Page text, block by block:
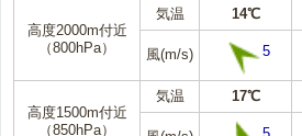
高度2000m付近
（800hPa）
気温 14℃
風(m/s) 5
高度1500m付近
（850hPa）
気温 17℃